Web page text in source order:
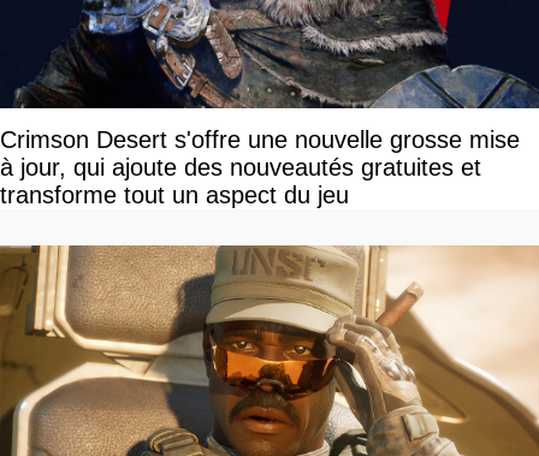
Crimson Desert s'offre une nouvelle grosse mise
à jour, qui ajoute des nouveautés gratuites et
transforme tout un aspect du jeu